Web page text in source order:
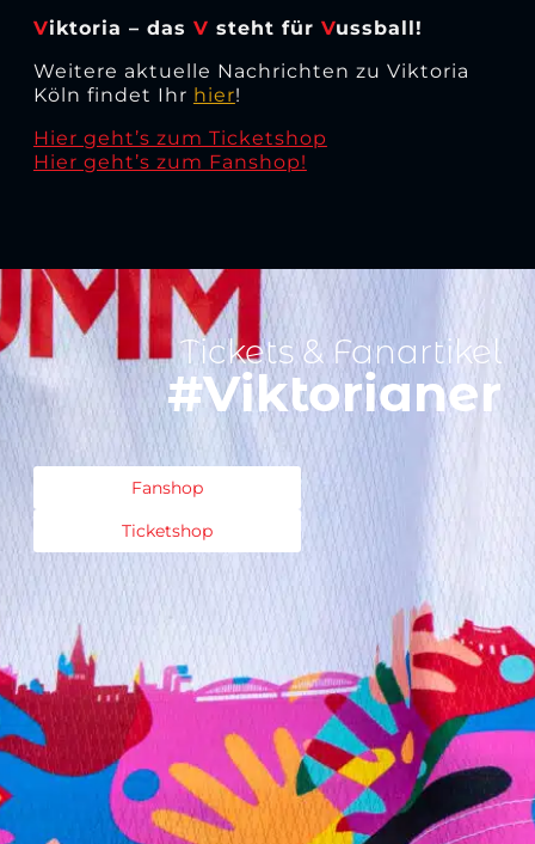
Viktoria – das V steht für Vussball!
Weitere aktuelle Nachrichten zu Viktoria
Köln findet Ihr hier!
Hier geht’s zum Ticketshop
Hier geht’s zum Fanshop!
Tickets & Fanartikel
#Viktorianer
Fanshop
Ticketshop